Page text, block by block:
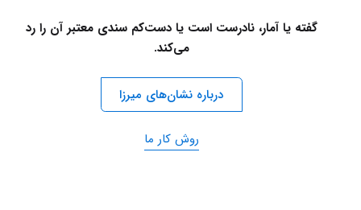
گفته یا آمار، نادرست است یا دست‌کم سندی معتبر آن را رد
می‌کند.
درباره نشان‌های میرزا
روش کار ما